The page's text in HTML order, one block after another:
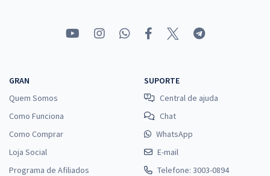
GRAN
Quem Somos
Como Funciona
Como Comprar
Loja Social
Programa de Afiliados
SUPORTE
Central de ajuda
Chat
WhatsApp
E-mail
Telefone: 3003-0894